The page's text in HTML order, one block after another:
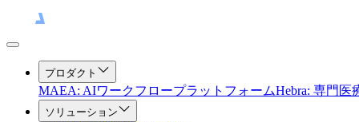
プロダクト
MAEA: AIワークフロープラットフォームHebra: 専門医
ソリューション